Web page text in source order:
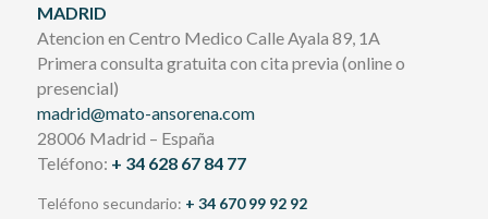
MADRID
Atencion en Centro Medico Calle Ayala 89, 1A
Primera consulta gratuita con cita previa (online o
presencial)
madrid@mato-ansorena.com
28006 Madrid – España
Teléfono: + 34 628 67 84 77
Teléfono secundario: + 34 670 99 92 92